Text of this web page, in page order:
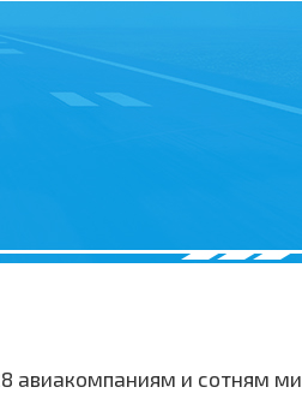
авиакомпаниям и сотням